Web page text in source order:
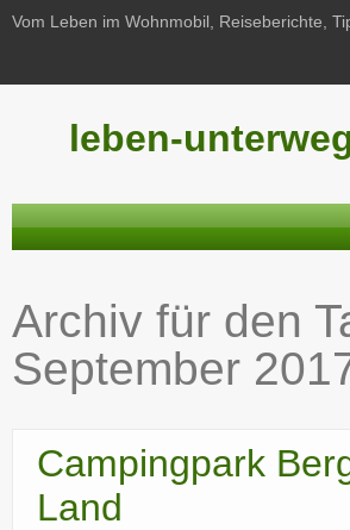
Vom Leben im Wohnmobil, Reiseberichte,
leben-
Reiseberichte
Unterwegs
Freizeit
Wohnmobil-Technik
Archiv für den
September
Campingpark
Land